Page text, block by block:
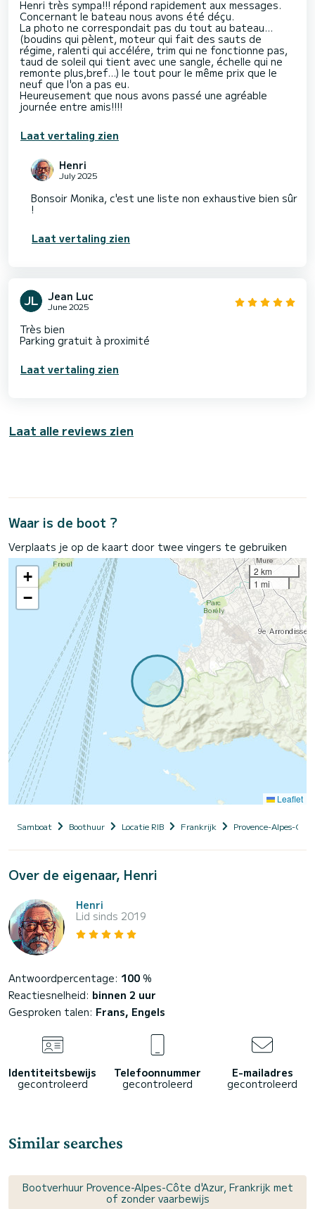
Henri très sympa!!! répond rapidement aux messages.
Concernant le bateau nous avons été déçu.
La photo ne correspondait pas du tout au bateau...
(boudins qui pèlent, moteur qui fait des sauts de
régime, ralenti qui accélére, trim qui ne fonctionne pas,
taud de soleil qui tient avec une sangle, échelle qui ne
remonte plus,bref...) le tout pour le même prix que le
neuf que l'on a pas eu.
Heureusement que nous avons passé une agréable
journée entre amis!!!!
Laat vertaling zien
Henri
July 2025
Bonsoir Monika, c'est une liste non exhaustive bien sûr
!
Laat vertaling zien
Jean Luc
June 2025
Très bien
Parking gratuit à proximité
Laat vertaling zien
Laat alle reviews zien
Waar is de boot ?
Verplaats je op de kaart door twee vingers te gebruiken
+
−
2 km
1 mi
Leaflet
Samboat Boothuur Locatie RIB Frankrijk Provence-Alpes-
Over de eigenaar, Henri
Henri
Lid sinds 2019
Antwoordpercentage: 100 %
Reactiesnelheid: binnen 2 uur
Gesproken talen: Frans, Engels
Identiteitsbewijs
gecontroleerd
Telefoonnummer
gecontroleerd
E-mailadres
gecontroleerd
Similar searches
Bootverhuur Provence-Alpes-Côte d'Azur, Frankrijk met
of zonder vaarbewijs